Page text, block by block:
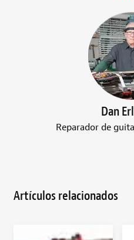
Dan
Reparador de
Artículos relacionados